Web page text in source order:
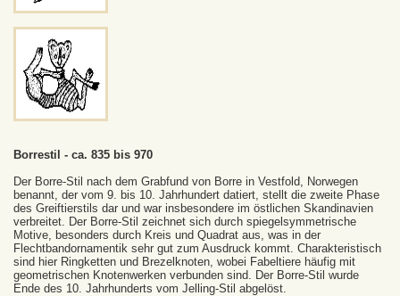
Borrestil - ca. 835 bis 970
Der Borre-Stil nach dem Grabfund von Borre in Vestfold, Norwegen
benannt, der vom 9. bis 10. Jahrhundert datiert, stellt die zweite Phase
des Greiftierstils dar und war insbesondere im östlichen Skandinavien
verbreitet. Der Borre-Stil zeichnet sich durch spiegelsymmetrische
Motive, besonders durch Kreis und Quadrat aus, was in der
Flechtbandornamentik sehr gut zum Ausdruck kommt. Charakteristisch
sind hier Ringketten und Brezelknoten, wobei Fabeltiere häufig mit
geometrischen Knotenwerken verbunden sind. Der Borre-Stil wurde
Ende des 10. Jahrhunderts vom Jelling-Stil abgelöst.